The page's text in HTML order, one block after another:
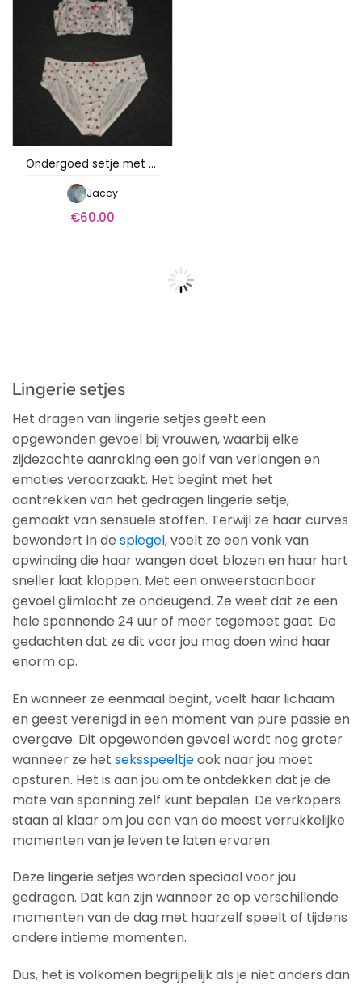
Ondergoed setje met bloemetjes
Jaccy
€60.00
Lingerie setjes
Het dragen van lingerie setjes geeft een
opgewonden gevoel bij vrouwen, waarbij elke
zijdezachte aanraking een golf van verlangen en
emoties veroorzaakt. Het begint met het
aantrekken van het gedragen lingerie setje,
gemaakt van sensuele stoffen. Terwijl ze haar curves
bewondert in de spiegel, voelt ze een vonk van
opwinding die haar wangen doet blozen en haar hart
sneller laat kloppen. Met een onweerstaanbaar
gevoel glimlacht ze ondeugend. Ze weet dat ze een
hele spannende 24 uur of meer tegemoet gaat. De
gedachten dat ze dit voor jou mag doen wind haar
enorm op.
En wanneer ze eenmaal begint, voelt haar lichaam
en geest verenigd in een moment van pure passie en
overgave. Dit opgewonden gevoel wordt nog groter
wanneer ze het seksspeeltjeook naar jou moet
opsturen. Het is aan jou om te ontdekken dat je de
mate van spanning zelf kunt bepalen. De verkopers
staan al klaar om jou een van de meest verrukkelijke
momenten van je leven te laten ervaren.
Deze lingerie setjes worden speciaal voor jou
gedragen. Dat kan zijn wanneer ze op verschillende
momenten van de dag met haarzelf speelt of tijdens
andere intieme momenten.
Dus, het is volkomen begrijpelijk als je niet anders dan